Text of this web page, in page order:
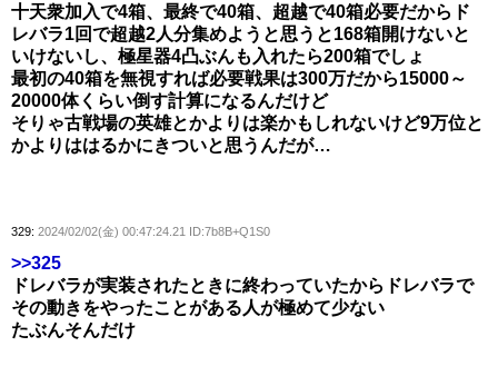
十天衆加入で4箱、最終で40箱、超越で40箱必要だからド
レバラ1回で超越2人分集めようと思うと168箱開けないと
いけないし、極星器4凸ぶんも入れたら200箱でしょ
最初の40箱を無視すれば必要戦果は300万だから15000～
20000体くらい倒す計算になるんだけど
そりゃ古戦場の英雄とかよりは楽かもしれないけど9万位と
かよりははるかにきついと思うんだが…
329: 2024/02/02(金) 00:47:24.21 ID:7b8B+Q1S0
>>325
ドレバラが実装されたときに終わっていたからドレバラで
その動きをやったことがある人が極めて少ない
たぶんそんだけ